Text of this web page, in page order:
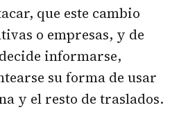
que este cambio
o empresas, y de
informarse,
su forma de usar
y el resto de traslados.